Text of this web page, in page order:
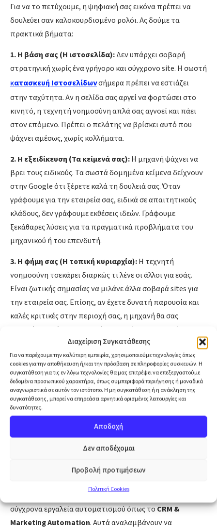
Διαχείριση Συγκατάθεσης
Για να παρέχουμε την καλύτερη εμπειρία, χρησιμοποιούμε τεχνολογίες όπως
cookies για την αποθήκευση ή/και την πρόσβαση σε πληροφορίες συσκευών. Η
συγκατάθεση για τις εν λόγω τεχνολογίες θα μας επιτρέψει να επεξεργαστούμε
δεδομένα προσωπικού χαρακτήρα, όπως συμπεριφορά περιήγησης ή μοναδικά
αναγνωριστικά σε αυτόν τον ιστότοπο. Η μη συγκατάθεση ή η ανάκληση της
συγκατάθεσης, μπορεί να επηρεάσει αρνητικά ορισμένες λειτουργίες και
δυνατότητες.
Αποδοχή
Δεν αποδέχομαι
Προβολή προτιμήσεων
Πολιτική Cookies
Για να το πετύχουμε, η ψηφιακή σας εικόνα πρέπει να
δουλεύει σαν καλοκουρδισμένο ρολόι. Ας δούμε τα
πρακτικά βήματα:
1. Η βάση σας (Η ιστοσελίδα):Δεν υπάρχει σοβαρή
στρατηγική χωρίς ένα γρήγορο και σύγχρονο site. Η σωστή
κατασκευή Ιστοσελίδωνσήμερα πρέπει να εστιάζει
στην ταχύτητα. Αν η σελίδα σας αργεί να φορτώσει στο
κινητό, η τεχνητή νοημοσύνη απλά σας αγνοεί και πάει
στον επόμενο. Πρέπει ο πελάτης να βρίσκει αυτό που
ψάχνει αμέσως, χωρίς κολλήματα.
2. Η εξειδίκευση (Τα κείμενά σας):Η μηχανή ψάχνει να
βρει τους ειδικούς. Τα σωστά δομημένα κείμενα δείχνουν
στην Google ότι ξέρετε καλά τη δουλειά σας. Όταν
γράφουμε για την εταιρεία σας, ειδικά σε απαιτητικούς
κλάδους, δεν γράφουμε εκθέσεις ιδεών. Γράφουμε
ξεκάθαρες λύσεις για τα πραγματικά προβλήματα του
μηχανικού ή του επενδυτή.
3. Η φήμη σας (Η τοπική κυριαρχία):Η τεχνητή
νοημοσύνη τσεκάρει διαρκώς τι λένε οι άλλοι για εσάς.
Είναι ζωτικής σημασίας να μιλάνε άλλα σοβαρά sites για
την εταιρεία σας. Επίσης, αν έχετε δυνατή παρουσία και
καλές κριτικές στην περιοχή σας, η μηχανή θα σας
προτείνει πρώτους. Έτσι, όποιος ψάχνει για παράδειγμα
"εργολάβο στην Αθήνα", θα δει αμέσως το δικό σας όνομα.
4. Η δύναμη της ψηφιακής αξιοπιστίας:Η εμπιστοσύνη
δεν χτίζεται μόνο στο site σας. Η σοβαρή παρουσία σας σε
πλατφόρμες επαγγελματιών (όπως τοLinkedIn για B2B
στέλνει θετικά σήματα στη Google. Το ίδιο ισχύει και για
τις στοχευμένες διαφημίσεις. Δεν κυνηγάμε "μου αρέσει"
(likes). Χτίζουμε αναγνωρισιμότητα στον πελάτη, ώστε να
σας βλέπει παντού και να πειστεί να σας εμπιστευτεί.
5. Η άμεση εξυπηρέτηση (Οι αυτοματισμοί):
πρέπει να τον εξυπηρετήσετε αμέσως. Εδώ έρχονται τα
σύγχρονα εργαλεία αυτοματισμού όπως τοCRM &
Marketing Automation. Αυτά αναλαμβάνουν να